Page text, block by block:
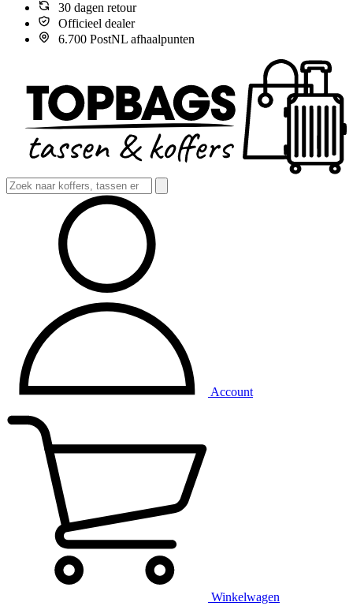
30 dagen retour
Officieel dealer
6.700 PostNL afhaalpunten
Account
Winkelwagen